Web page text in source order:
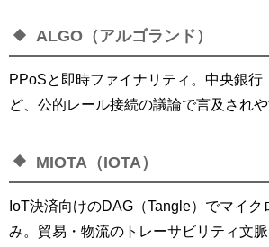
ALGO（アルゴランド）
PPoSと即時ファイナリティ。中央銀行
ど、公的レール接続の議論で言及されや
MIOTA（IOTA）
IoT決済向けのDAG（Tangle）でマイク
み。貿易・物流のトレーサビリティ文